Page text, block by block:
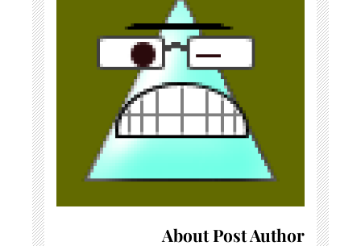
About Post Author